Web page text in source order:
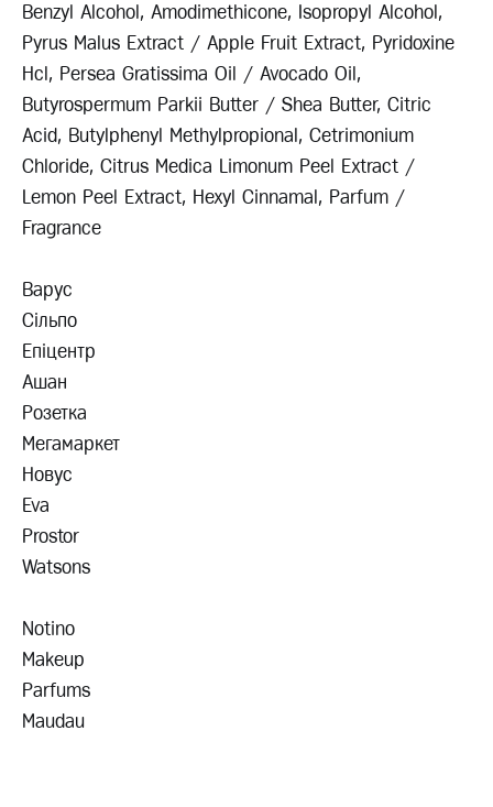
Benzyl Alcohol, Amodimethicone, Isopropyl Alcohol,
Pyrus Malus Extract / Apple Fruit Extract, Pyridoxine
Hcl, Persea Gratissima Oil / Avocado Oil,
Butyrospermum Parkii Butter / Shea Butter, Citric
Acid, Butylphenyl Methylpropional, Cetrimonium
Chloride, Citrus Medica Limonum Peel Extract /
Lemon Peel Extract, Hexyl Cinnamal, Parfum /
Fragrance
Варус
Сільпо
Епіцентр
Ашан
Розетка
Мегамаркет
Новус
Eva
Prostor
Watsons
Notino
Makeup
Parfums
Maudau